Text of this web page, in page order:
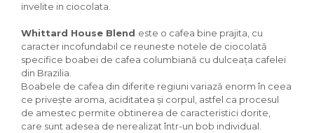
invelite in ciocolata.
Whittard House Blend este o cafea bine prajita, cu
caracter incofundabil ce reuneste notele de ciocolată
specifice boabei de cafea columbiană cu dulceața cafelei
din Brazilia.
Boabele de cafea din diferite regiuni variază enorm în ceea
ce privește aroma, aciditatea și corpul, astfel ca procesul
de amestec permite obtinerea de caracteristici dorite,
care sunt adesea de nerealizat într-un bob individual.